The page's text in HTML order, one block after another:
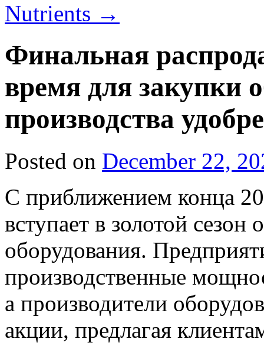
Nutrients →
Финальная
время для закупки
производства
Posted on December 22,
С приближением конца
вступает в золотой сезон
оборудования.
производственные
а производители
акции, предлагая